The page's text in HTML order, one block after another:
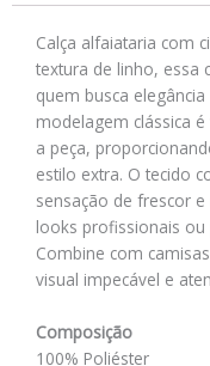
Calça alfaiataria com
textura de linho, essa
quem busca
modelagem clássica
a peça,
estilo extra. O tecido
sensação de frescor
looks profissionais
Combine com
visual impecável e
Composição
100% Poliéster